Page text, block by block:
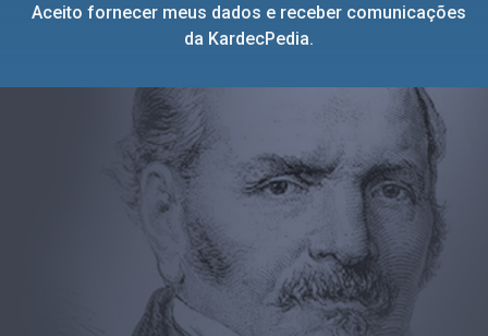
Aceito fornecer meus dados e receber comunicações
da KardecPedia.